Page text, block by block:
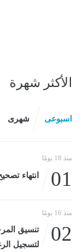
الأكثر شهرة
اسبوعى شهرى
منذ 18 يومًا
01 انتهاء
منذ 16 يومًا
02
لتسجيل